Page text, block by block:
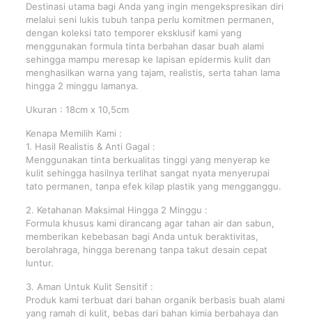
Destinasi utama bagi Anda yang ingin mengekspresikan diri
melalui seni lukis tubuh tanpa perlu komitmen permanen,
dengan koleksi tato temporer eksklusif kami yang
menggunakan formula tinta berbahan dasar buah alami
sehingga mampu meresap ke lapisan epidermis kulit dan
menghasilkan warna yang tajam, realistis, serta tahan lama
hingga 2 minggu lamanya.
Ukuran : 18cm x 10,5cm
Kenapa Memilih Kami :
1. Hasil Realistis & Anti Gagal :
Menggunakan tinta berkualitas tinggi yang menyerap ke
kulit sehingga hasilnya terlihat sangat nyata menyerupai
tato permanen, tanpa efek kilap plastik yang mengganggu.
2. Ketahanan Maksimal Hingga 2 Minggu :
Formula khusus kami dirancang agar tahan air dan sabun,
memberikan kebebasan bagi Anda untuk beraktivitas,
berolahraga, hingga berenang tanpa takut desain cepat
luntur.
3. Aman Untuk Kulit Sensitif :
Produk kami terbuat dari bahan organik berbasis buah alami
yang ramah di kulit, bebas dari bahan kimia berbahaya dan